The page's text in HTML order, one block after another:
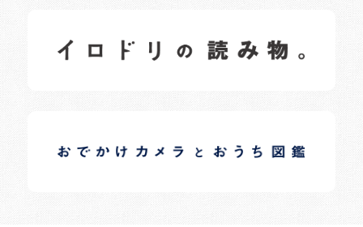
日常の様子など随時更新中です。
日常の様子など随時更新中です。